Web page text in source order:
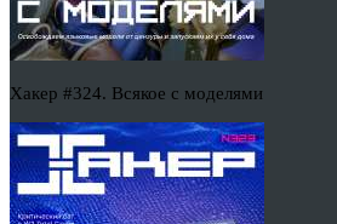
Хакер #324. Всякое с моделями